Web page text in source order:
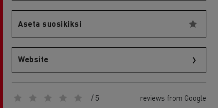
Aseta suosikiksi
Website
/ 5 reviews from Google